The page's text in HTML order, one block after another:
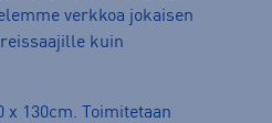
verkkoa jokaisen
kuin
x 130cm. Toimitetaan